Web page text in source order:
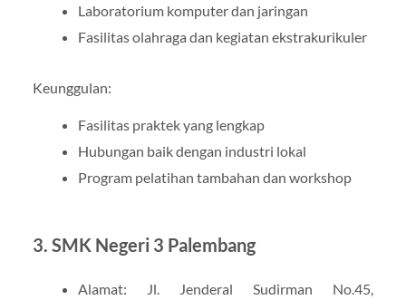
Laboratorium komputer dan jaringan
Fasilitas olahraga dan kegiatan ekstrakurikuler
Keunggulan:
Fasilitas praktek yang lengkap
Hubungan baik dengan industri lokal
Program pelatihan tambahan dan workshop
3. SMK Negeri 3 Palembang
Alamat: Jl. Jenderal Sudirman No.45,